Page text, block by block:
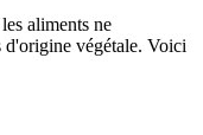
aliments ne
d'origine végétale. Voici